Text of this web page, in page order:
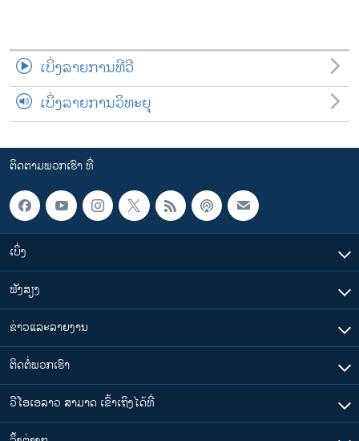
ເບິ່ງລາຍການທີວີ
ເບິ່ງລາຍການວິທະຍຸ
ຕິດຕາມພວກເຮົາ ທີ່
ເບິ່ງ
ຟັງສຽງ
ຂ່າວແລະລາຍງານ
ຕິດຕໍ່ພວກເຮົາ
ວີໂອເອລາວ ສາມາດ ເຂົ້າເຖິງໄດ້ທີ່